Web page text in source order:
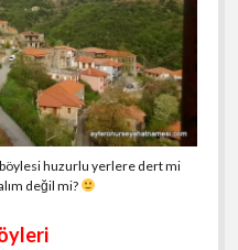
huzurlu yerlere dert mi
değil mi?